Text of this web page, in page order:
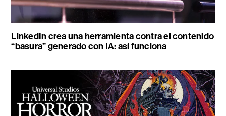
LinkedIn crea una herramienta contra el contenido
“basura” generado con IA: así funciona